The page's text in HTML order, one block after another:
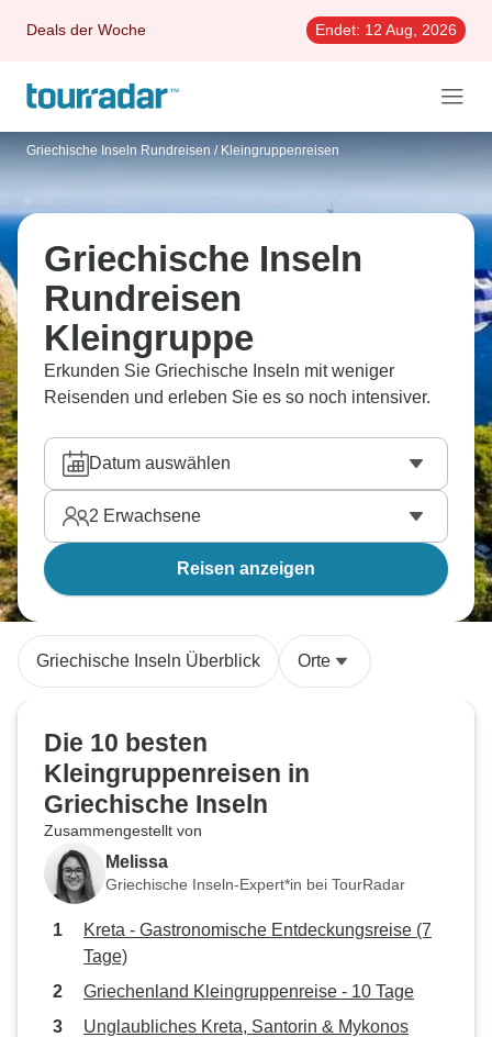
Deals der Woche Endet: 12 Aug, 2026
Griechische Inseln Rundreisen / Kleingruppenreisen
Griechische Inseln
Rundreisen
Kleingruppe
Erkunden Sie Griechische Inseln mit weniger
Reisenden und erleben Sie es so noch intensiver.
Datum auswählen
2 Erwachsene
Reisen anzeigen
Griechische Inseln Überblick Orte
Die 10 besten
Kleingruppenreisen in
Griechische Inseln
Zusammengestellt von
Melissa
Griechische Inseln-Expert*in bei TourRadar
Kreta - Gastronomische Entdeckungsreise (7
Tage)
Griechenland Kleingruppenreise - 10 Tage
Unglaubliches Kreta, Santorin & Mykonos